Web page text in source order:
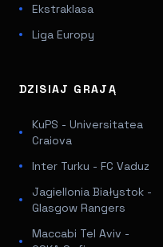
Ekstraklasa
Liga Europy
DZISIAJ GRAJĄ
KuPS - Universitatea
Craiova
Inter Turku - FC Vaduz
Jagiellonia Białystok -
Glasgow Rangers
Maccabi Tel Aviv -